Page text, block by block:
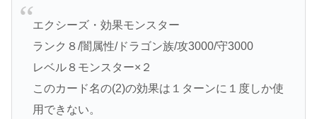
エクシーズ・効果モンスター
ランク８/闇属性/ドラゴン族/攻3000/守3000
レベル８モンスター×２
このカード名の(2)の効果は１ターンに１度しか使
用できない。